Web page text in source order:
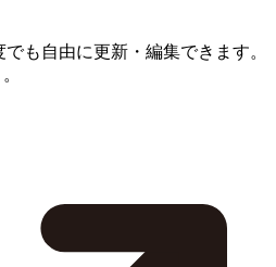
も自由に更新・編集できます。